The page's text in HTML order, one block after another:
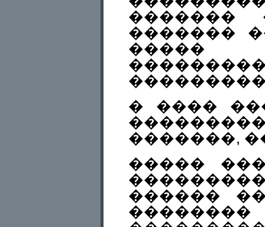
�������
�������
�����
� ����
�������,
�����
������